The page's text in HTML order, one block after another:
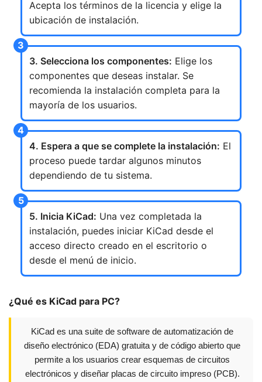
Acepta los términos de la licencia y elige la
ubicación de instalación.
3. Selecciona los componentes: Elige los
componentes que deseas instalar. Se
recomienda la instalación completa para la
mayoría de los usuarios.
4. Espera a que se complete la instalación: El
proceso puede tardar algunos minutos
dependiendo de tu sistema.
5. Inicia KiCad: Una vez completada la
instalación, puedes iniciar KiCad desde el
acceso directo creado en el escritorio o
desde el menú de inicio.
¿Qué es KiCad para PC?
KiCad es una suite de software de automatización de
diseño electrónico (EDA) gratuita y de código abierto que
permite a los usuarios crear esquemas de circuitos
electrónicos y diseñar placas de circuito impreso (PCB).